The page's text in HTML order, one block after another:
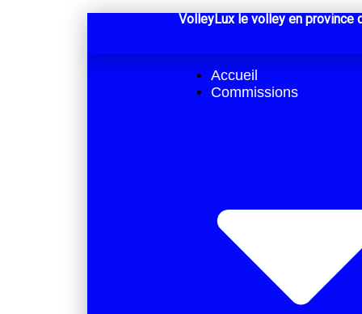
VolleyLux le volley en province
Accueil
Commissions